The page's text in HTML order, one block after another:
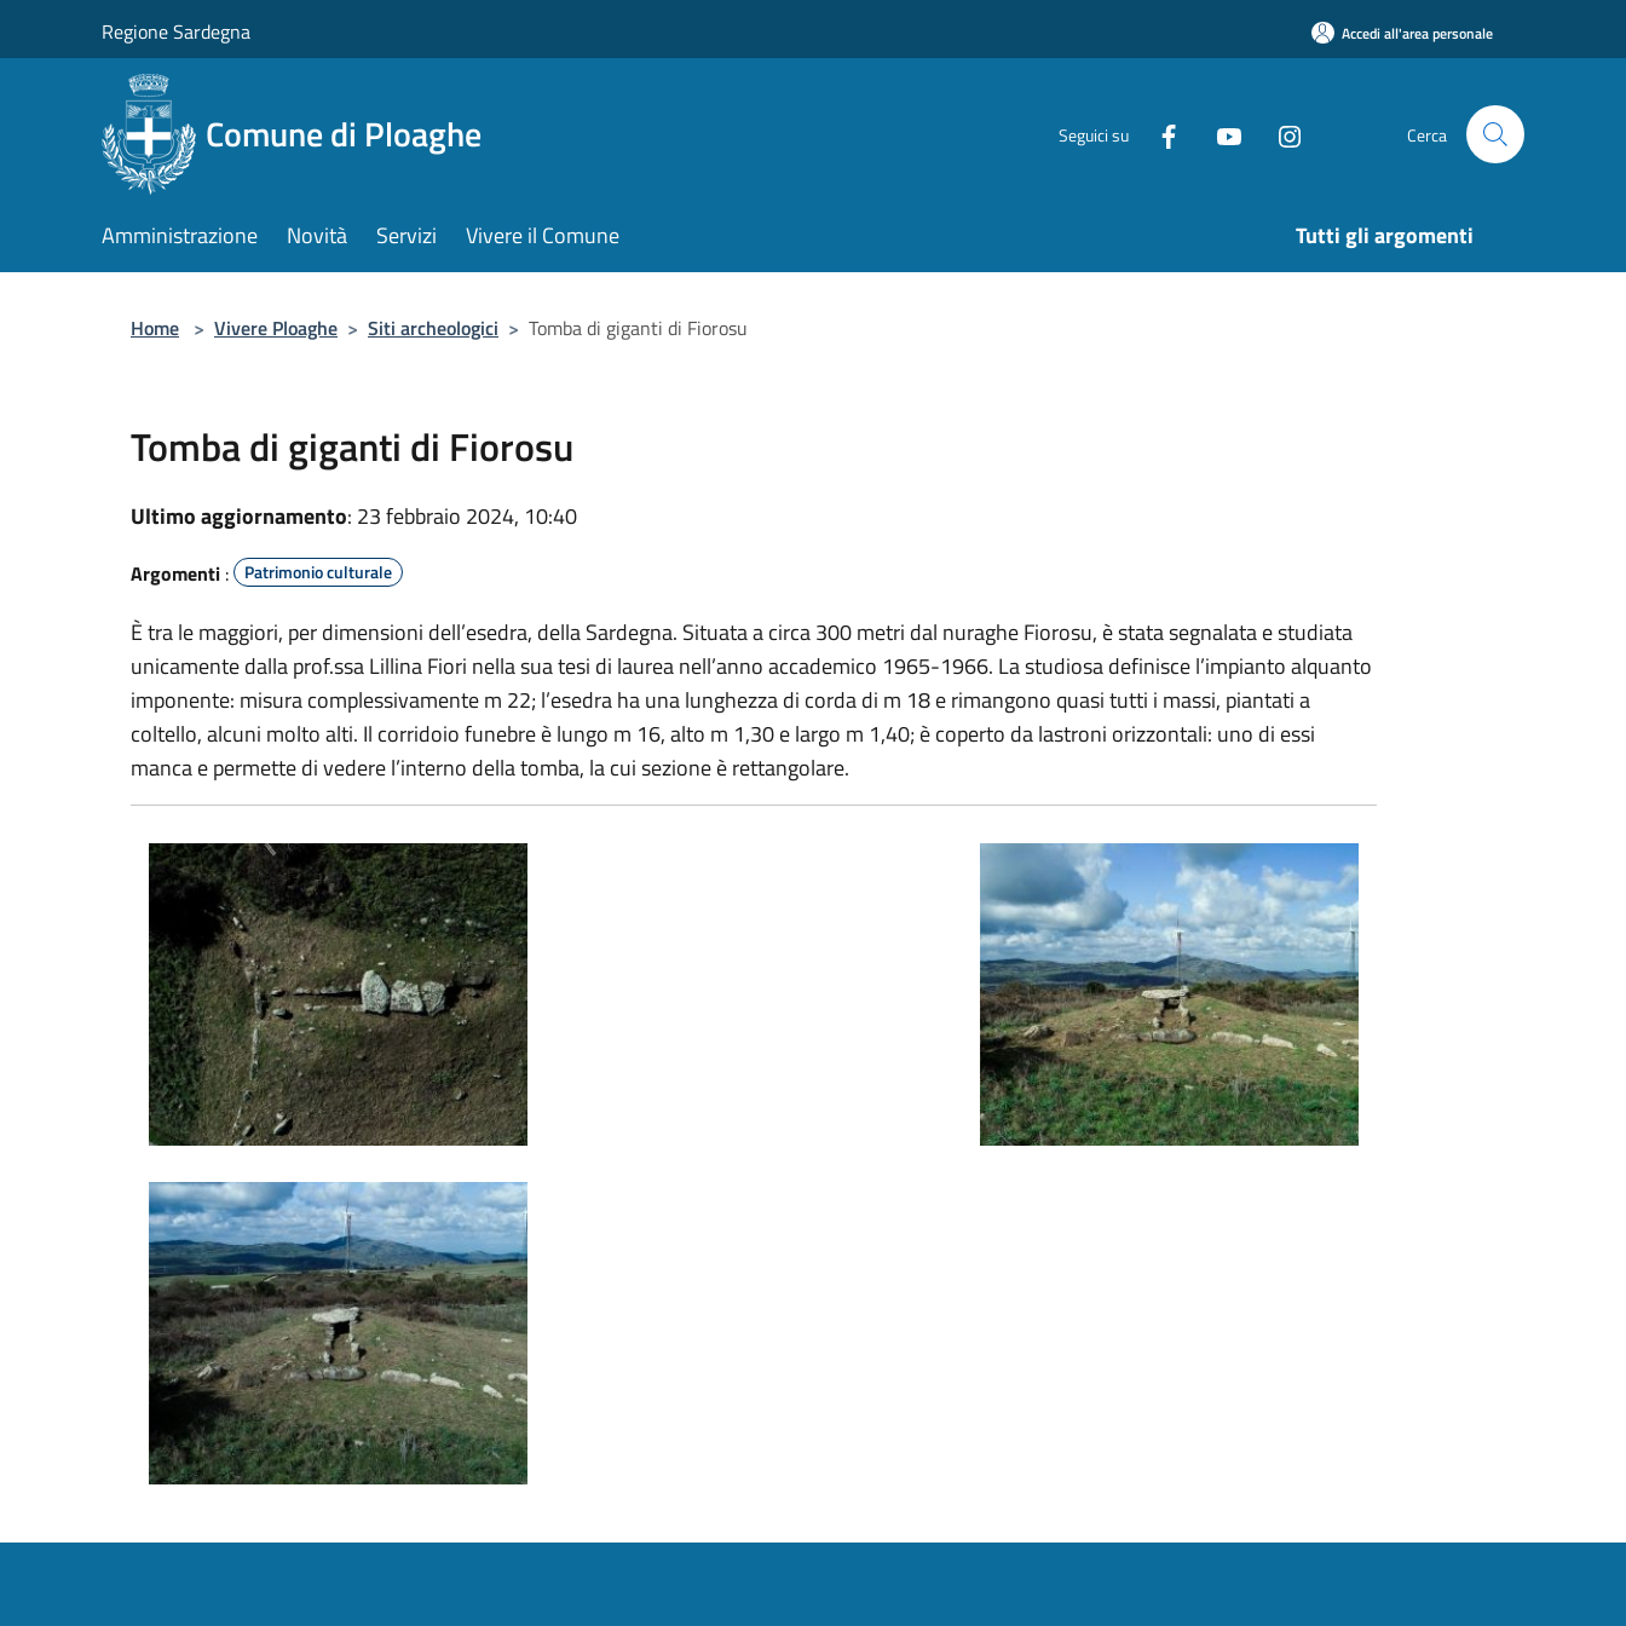
Regione Sardegna Accedi all'area personale
Comune di Ploaghe Seguici su Cerca
Amministrazione Novità Servizi Vivere il Comune Tutti gli argomenti
Home > Vivere Ploaghe > Siti archeologici > Tomba di giganti di Fiorosu
Tomba di giganti di Fiorosu
Ultimo aggiornamento: 23 febbraio 2024, 10:40
Argomenti : Patrimonio culturale
È tra le maggiori, per dimensioni dell’esedra, della Sardegna. Situata a circa 300 metri dal nuraghe Fiorosu, è stata segnalata e studiata
unicamente dalla prof.ssa Lillina Fiori nella sua tesi di laurea nell’anno accademico 1965-1966. La studiosa definisce l’impianto alquanto
imponente: misura complessivamente m 22; l’esedra ha una lunghezza di corda di m 18 e rimangono quasi tutti i massi, piantati a
coltello, alcuni molto alti. Il corridoio funebre è lungo m 16, alto m 1,30 e largo m 1,40; è coperto da lastroni orizzontali: uno di essi
manca e permette di vedere l’interno della tomba, la cui sezione è rettangolare.
Tomba di giganti di Fiorosu Tomba di giganti di Fiorosu
Tomba di giganti di Fiorosu